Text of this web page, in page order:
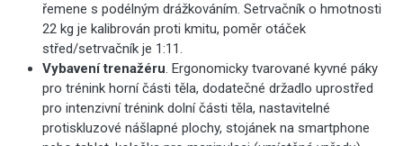
řemene s podélným drážkováním. Setrvačník o hmotnosti
22 kg je kalibrován proti kmitu, poměr otáček
střed/setrvačník je 1:11.
Vybavení trenažéru. Ergonomicky tvarované kyvné páky
pro trénink horní části těla, dodatečné držadlo uprostřed
pro intenzivní trénink dolní části těla, nastavitelné
protiskluzové nášlapné plochy, stojánek na smartphone